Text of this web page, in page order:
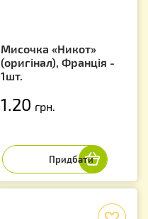
Мисочка «Никот»
(оригінал), Франція -
1шт.
1.20 грн.